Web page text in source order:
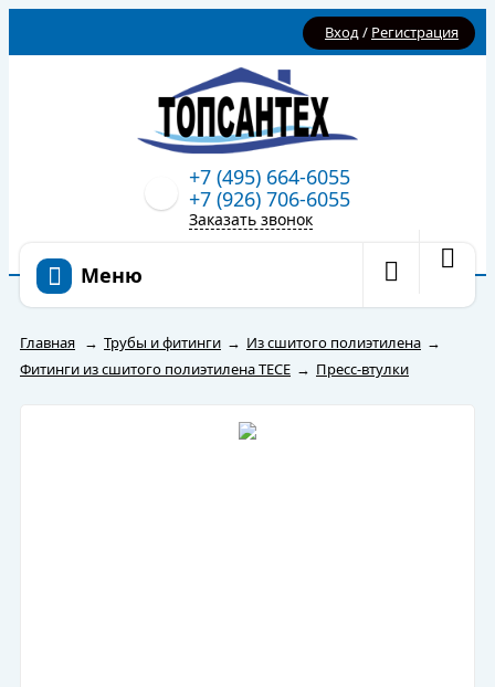
Вход/ Регистрация
+7 (495) 664-6055
+7 (926) 706-6055
Заказать звонок
Меню
Главная → Трубы и фитинги → Из сшитого полиэтилена →
Фитинги из сшитого полиэтилена TECE → Пресс-втулки